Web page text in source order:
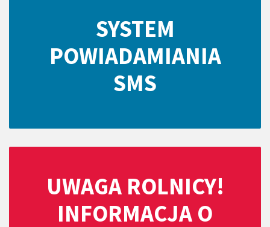
SYSTEM
POWIADAMIANIA
SMS
UWAGA ROLNICY!
INFORMACJA O